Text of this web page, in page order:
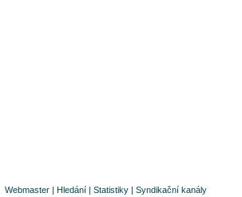
Webmaster | Hledání | Statistiky | Syndikační kanály